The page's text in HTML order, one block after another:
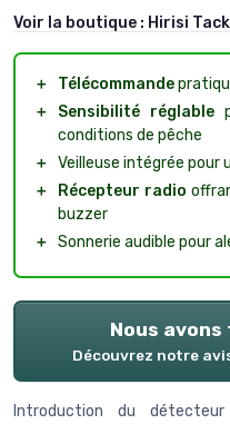
Voir la boutique : Hirisi
＋ Télécommande
＋
Sensibilité réglable
conditions de pêche
＋ Veilleuse intégrée
＋
Récepteur radio
buzzer
＋ Sonnerie audible pour
Nous
Découvrez notre
Introduction du